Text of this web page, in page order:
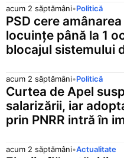
acum 2 săptămâni•Politică
PSD cere
locuințe până la 1
blocajul sistemului
acum 2 săptămâni•Politică
Curtea de Apel
salarizării, iar
prin PNRR intră în
acum 2 săptămâni•Actualitate